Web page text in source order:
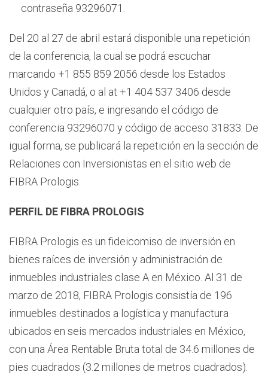
contraseña 93296071.
Del 20 al 27 de abril estará disponible una repetición
de la conferencia, la cual se podrá escuchar
marcando +1 855 859 2056 desde los Estados
Unidos y Canadá, o al at +1 404 537 3406 desde
cualquier otro país, e ingresando el código de
conferencia 93296070 y código de acceso 31833. De
igual forma, se publicará la repetición en la sección de
Relaciones con Inversionistas en el sitio web de
FIBRA Prologis.
PERFIL DE FIBRA PROLOGIS
FIBRA Prologis es un fideicomiso de inversión en
bienes raíces de inversión y administración de
inmuebles industriales clase A en México. Al 31 de
marzo de 2018, FIBRA Prologis consistía de 196
inmuebles destinados a logística y manufactura
ubicados en seis mercados industriales en México,
con una Área Rentable Bruta total de 34.6 millones de
pies cuadrados (3.2 millones de metros cuadrados).